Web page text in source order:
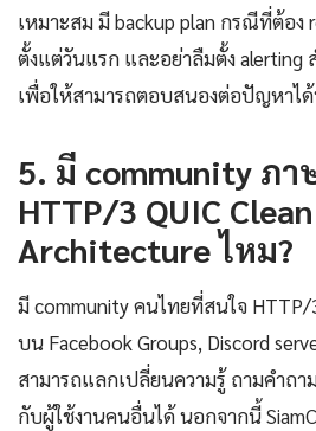
เหมาะสม มี backup plan กรณีที่ต้อง
ตั้งแต่วันแรก และอย่าลืมตั้ง alerting
เพื่อให้สามารถตอบสนองต่อปัญหาไ
5. มี community ภา
HTTP/3 QUIC Clean
Architecture ไหม?
มี community คนไทยที่สนใจ HTTP/
บน Facebook Groups, Discord
สามารถแลกเปลี่ยนความรู้ ถามคำถ
กับผู้ใช้งานคนอื่นได้ นอกจากนี้